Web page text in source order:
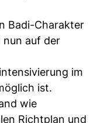
Badi-Charakter
nun auf der
im
ist.
wie
Richtplan und